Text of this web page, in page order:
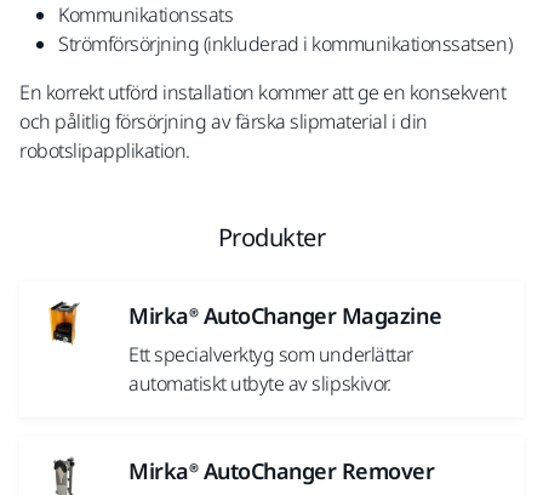
Kommunikationssats
Strömförsörjning (inkluderad i kommunikationssatsen)
En korrekt utförd installation kommer att ge en konsekvent
och pålitlig försörjning av färska slipmaterial i din
robotslipapplikation.
Produkter
Mirka® AutoChanger Magazine
Ett specialverktyg som underlättar
automatiskt utbyte av slipskivor.
Mirka® AutoChanger Remover